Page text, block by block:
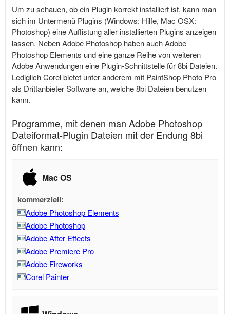
Um zu schauen, ob ein Plugin korrekt installiert ist, kann man
sich im Untermenü Plugins (Windows: Hilfe, Mac OSX:
Photoshop) eine Auflistung aller installierten Plugins anzeigen
lassen. Neben Adobe Photoshop haben auch Adobe
Photoshop Elements und eine ganze Reihe von weiteren
Adobe Anwendungen eine Plugin-Schnittstelle für 8bi Dateien.
Lediglich Corel bietet unter anderem mit PaintShop Photo Pro
als Drittanbieter Software an, welche 8bi Dateien benutzen
kann.
Programme, mit denen man Adobe Photoshop
Dateiformat-Plugin Dateien mit der Endung 8bi
öffnen kann:
Mac OS
kommerziell:
Adobe Photoshop Elements
Adobe Photoshop
Adobe After Effects
Adobe Premiere Pro
Adobe Fireworks
Corel Painter